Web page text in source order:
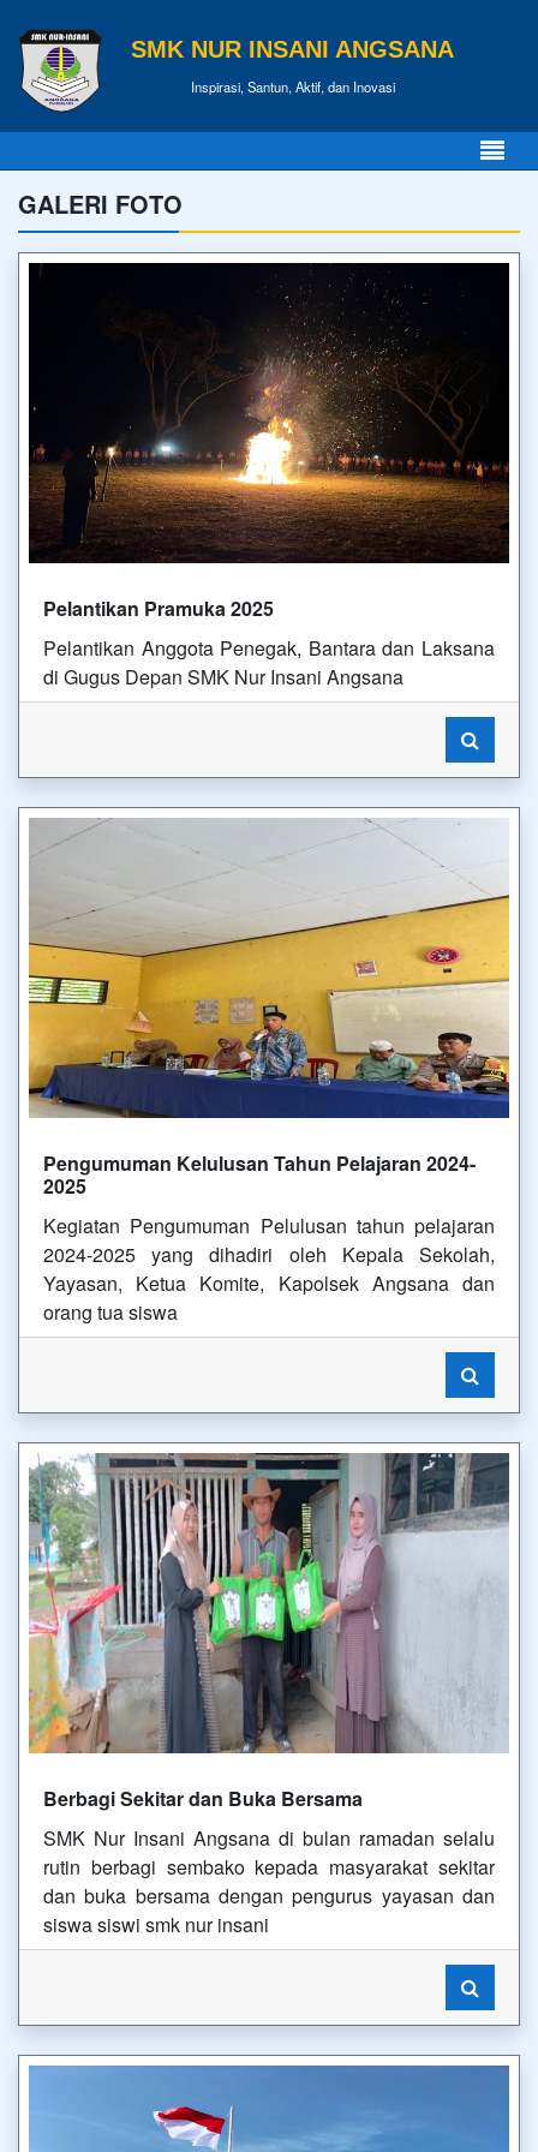
SMK NUR INSANI ANGSANA
Inspirasi, Santun, Aktif, dan Inovasi
GALERI FOTO
Pelantikan Pramuka 2025
Pelantikan Anggota Penegak, Bantara dan Laksana
di Gugus Depan SMK Nur Insani Angsana
Pengumuman Kelulusan Tahun Pelajaran 2024-
2025
Kegiatan Pengumuman Pelulusan tahun pelajaran
2024-2025 yang dihadiri oleh Kepala Sekolah,
Yayasan, Ketua Komite, Kapolsek Angsana dan
orang tua siswa
Berbagi Sekitar dan Buka Bersama
SMK Nur Insani Angsana di bulan ramadan selalu
rutin berbagi sembako kepada masyarakat sekitar
dan buka bersama dengan pengurus yayasan dan
siswa siswi smk nur insani